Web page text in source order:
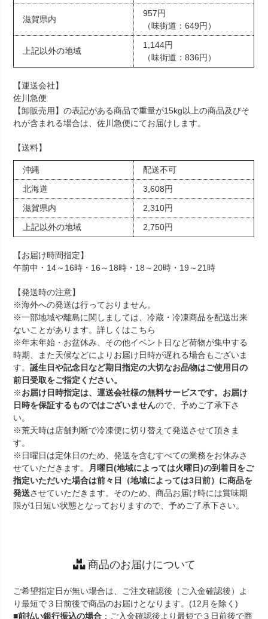
滋賀県内
957円
（味街道：649円）
上記以外の地域
1,144円
（味街道：836円）
【運送会社】
佐川急便
【卸販売用】の表記がある商品で重量が15kg以上の商品及びそ
れが含まれる場合は、佐川急便にてお届けします。
【送料】
沖縄
配送不可
北海道
3,608円
滋賀県内
2,310円
上記以外の地域
2,750円
【お届け時間指定】
午前中・14～16時・16～18時・18～20時・19～21時
【発送時の注意】
※海外への発送は行っておりません。
※一部地域や離島に関しましては、冷蔵・冷凍商品を配送出来
ないことがあります。詳しくはこちら
※年末年始・お盆休み、その他イベント日など荷物が集中する
時期、また天候などによりお届け日時が遅れる場合もございま
す。誕生日や記念日など期日指定の大切なお品物はご使用日の
前日受取をご指定ください。
※お届け日時指定は、運送会社様の無料サービスです。お届け
日時を保証するものではございませんので、予めご了承下さ
い。
※荒天時は店舗判断で冷凍便に切り替えて発送させて頂きま
す。
※日曜日は定休日のため、発送を含むすべての業務をお休みさ
せていただきます。
月曜日(地域によっては火曜日)の到着日をご
指定いただいた場合は前々日（地域によっては3日前）に商品を
発送させていただきます。そのため、商品お届け時には賞味期
限が1日短い状態となっておりますので、予めご了承下さい。
商品のお届けについて
ご希望指定日が無い場合は、ご注文確認後（ご入金確認後）よ
り最短で３日前後で商品のお届けとなります。(12月を除く)
■前払い銀行振込の場合 ：ご入金確認後より最短で３日前後で商